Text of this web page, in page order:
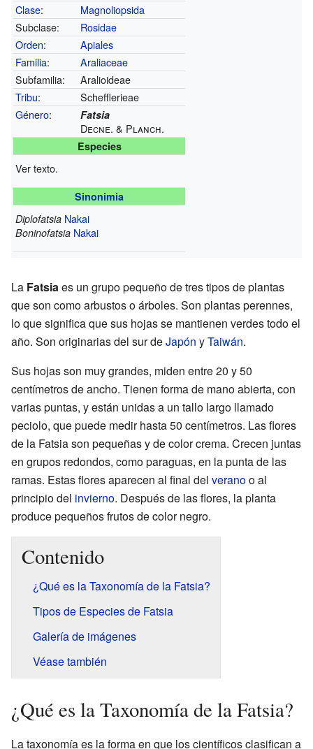
Clase:
Magnoliopsida
Subclase:
Rosidae
Orden:
Apiales
Familia:
Araliaceae
Subfamilia:
Aralioideae
Tribu:
Schefflerieae
Género: Fatsia
Decne. & Planch.
Especies
Ver texto.
Sinonimia
Diplofatsia Nakai
Boninofatsia Nakai
La Fatsiaes un grupo pequeño de tres tipos de plantas
que son como arbustos o árboles. Son plantas perennes,
lo que significa que sus hojas se mantienen verdes todo el
año. Son originarias del sur deJapón yTaiwán.
Sus hojas son muy grandes, miden entre 20 y 50
centímetros de ancho. Tienen forma de mano abierta, con
varias puntas, y están unidas a un tallo largo llamado
peciolo, que puede medir hasta 50 centímetros. Las flores
de la Fatsia son pequeñas y de color crema. Crecen juntas
en grupos redondos, como paraguas, en la punta de las
ramas. Estas flores aparecen al final del veranoo al
principio del invierno. Después de las flores, la planta
produce pequeños frutos de color negro.
Contenido
¿Qué es la Taxonomía de la Fatsia?
Tipos de Especies de Fatsia
Galería de imágenes
Véase también
¿Qué es la Taxonomía de la Fatsia?
La taxonomía es la forma en que los científicos clasifican a